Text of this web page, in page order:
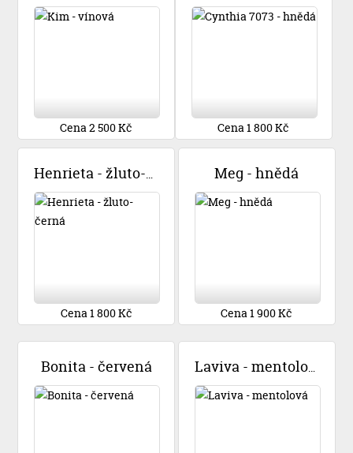
Cena 2 500 Kč Cena 1 800 Kč
Henrieta - žluto-černá
Cena 1 800 Kč
Meg - hnědá
Cena 1 900 Kč
Bonita - červená Laviva - mentolová